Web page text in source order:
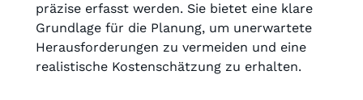
präzise erfasst werden. Sie bietet eine klare
Grundlage für die Planung, um unerwartete
Herausforderungen zu vermeiden und eine
realistische Kostenschätzung zu erhalten.